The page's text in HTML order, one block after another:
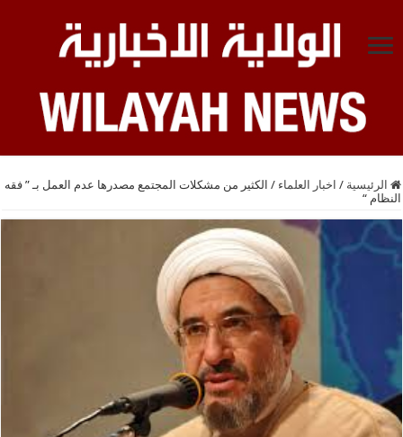
الرئيسية / اخبار العلماء / الكثير من مشكلات المجتمع مصدرها عدم العمل بـ ” فقه
النظام “